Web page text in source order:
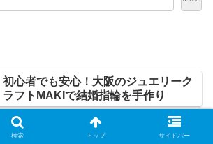
初心者でも安心！大阪のジュエリーク
ラフトMAKIで結婚指輪を手作り
婚約指輪の選び方とは？準備する前に
知っておきたいポイント
検索 トップ サイドバー